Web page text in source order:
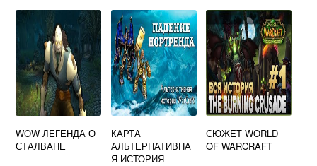
WOW ЛЕГЕНДА О
СТАЛВАНЕ
КАРТА
АЛЬТЕРНАТИВНА
Я ИСТОРИЯ
СЮЖЕТ WORLD
OF WARCRAFT